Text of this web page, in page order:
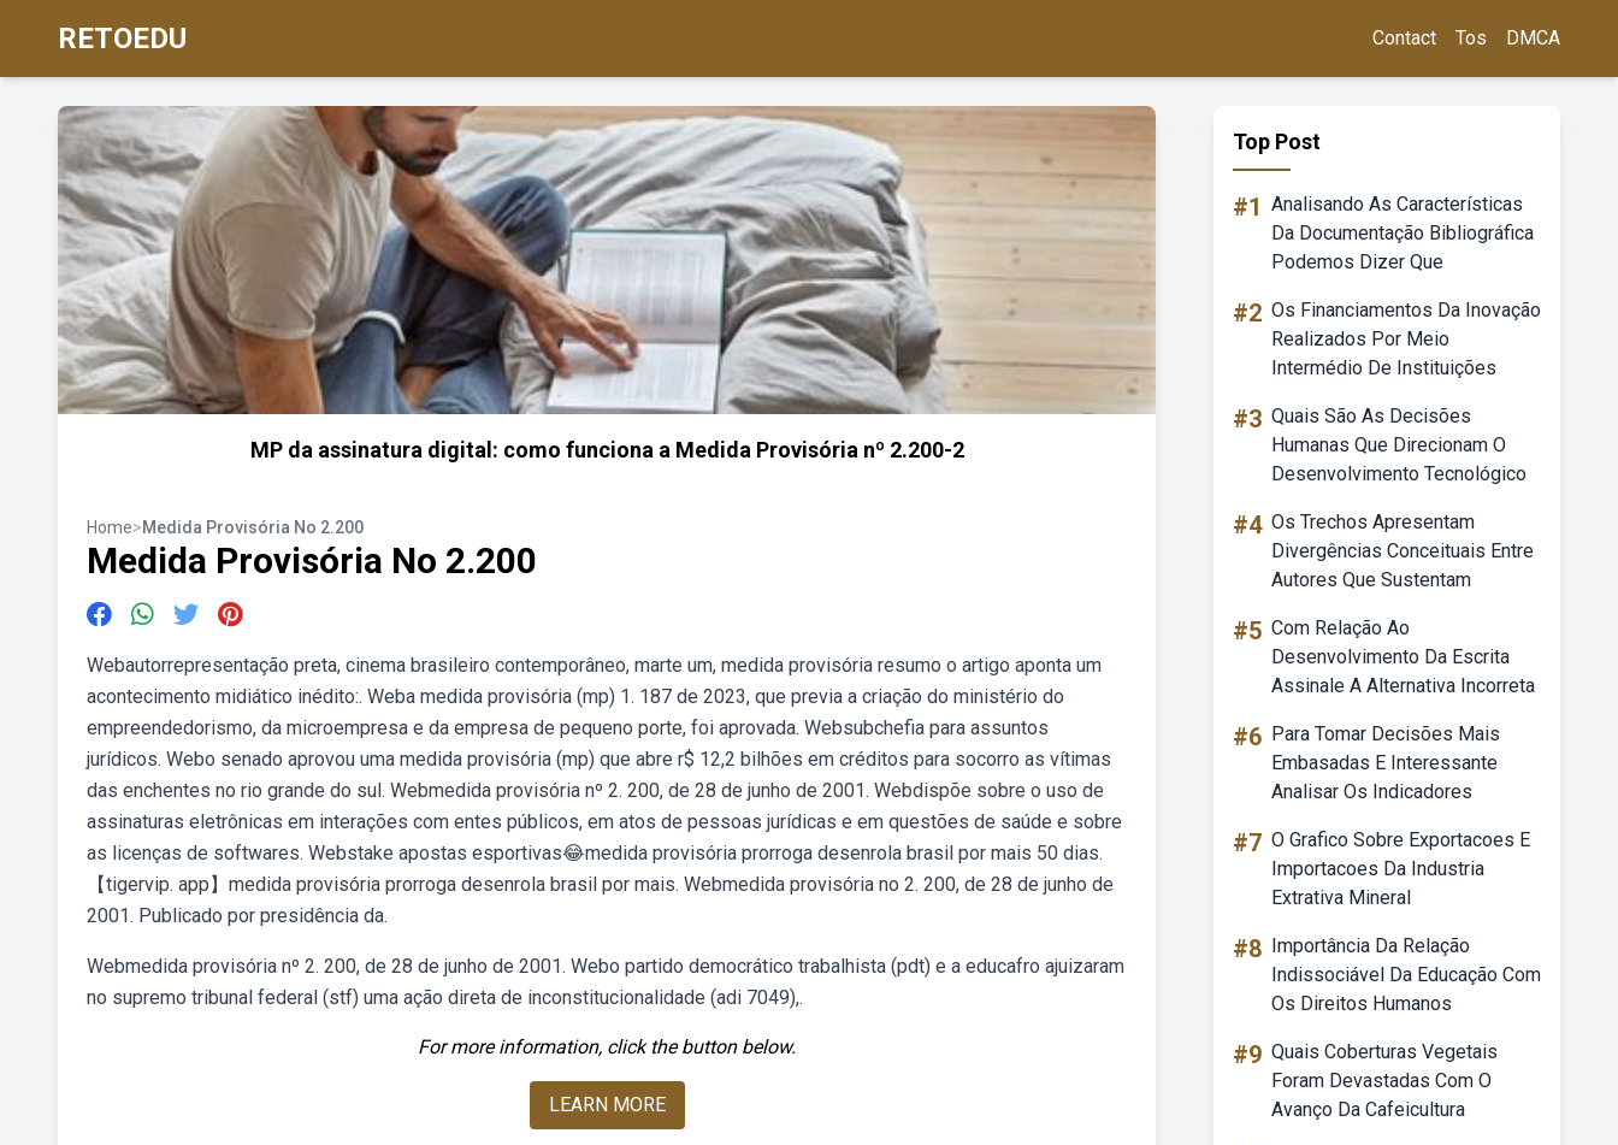
RETOEDU Contact Tos DMCA
MP da assinatura digital: como funciona a Medida Provisória nº 2.200-2
Home>Medida Provisória No 2.200
Medida Provisória No 2.200
Webautorrepresentação preta, cinema brasileiro contemporâneo, marte um, medida provisória resumo o artigo aponta um
acontecimento midiático inédito:. Weba medida provisória (mp) 1. 187 de 2023, que previa a criação do ministério do
empreendedorismo, da microempresa e da empresa de pequeno porte, foi aprovada. Websubchefia para assuntos
jurídicos. Webo senado aprovou uma medida provisória (mp) que abre r$ 12,2 bilhões em créditos para socorro as vítimas
das enchentes no rio grande do sul. Webmedida provisória nº 2. 200, de 28 de junho de 2001. Webdispõe sobre o uso de
assinaturas eletrônicas em interações com entes públicos, em atos de pessoas jurídicas e em questões de saúde e sobre
as licenças de softwares. Webstake apostas esportivas😂medida provisória prorroga desenrola brasil por mais 50 dias.
【tigervip. app】medida provisória prorroga desenrola brasil por mais. Webmedida provisória no 2. 200, de 28 de junho de
2001. Publicado por presidência da.
Webmedida provisória nº 2. 200, de 28 de junho de 2001. Webo partido democrático trabalhista (pdt) e a educafro ajuizaram
no supremo tribunal federal (stf) uma ação direta de inconstitucionalidade (adi 7049),.
For more information, click the button below.
LEARN MORE
Top Post
#1 Analisando As Características
Da Documentação Bibliográfica
Podemos Dizer Que
#2 Os Financiamentos Da Inovação
Realizados Por Meio
Intermédio De Instituições
#3 Quais São As Decisões
Humanas Que Direcionam O
Desenvolvimento Tecnológico
#4 Os Trechos Apresentam
Divergências Conceituais Entre
Autores Que Sustentam
#5 Com Relação Ao
Desenvolvimento Da Escrita
Assinale A Alternativa Incorreta
#6 Para Tomar Decisões Mais
Embasadas E Interessante
Analisar Os Indicadores
#7 O Grafico Sobre Exportacoes E
Importacoes Da Industria
Extrativa Mineral
#8 Importância Da Relação
Indissociável Da Educação Com
Os Direitos Humanos
#9 Quais Coberturas Vegetais
Foram Devastadas Com O
Avanço Da Cafeicultura